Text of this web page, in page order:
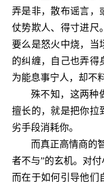
弄是非，散布谣言，
仗势欺人、得寸进尺
要么是怒火中烧，当
的纠缠，自己也弄得
为能息事宁人，却不
殊不知，这两种
擅长的，就是把你拉
劣手段消耗你。
而真正高情商的
者不与”的玄机。对
而在于如何引导他们